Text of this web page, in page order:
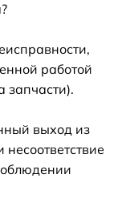
работой
запчасти).
выход из
несоответствие